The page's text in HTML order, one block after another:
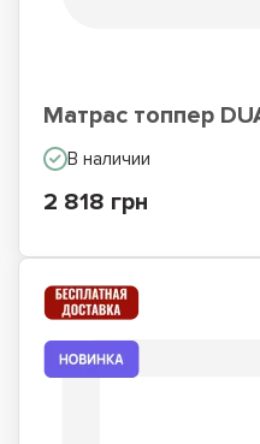
Матрас топпер
В наличии
2 818 грн